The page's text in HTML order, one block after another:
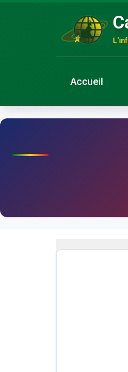
Accueil